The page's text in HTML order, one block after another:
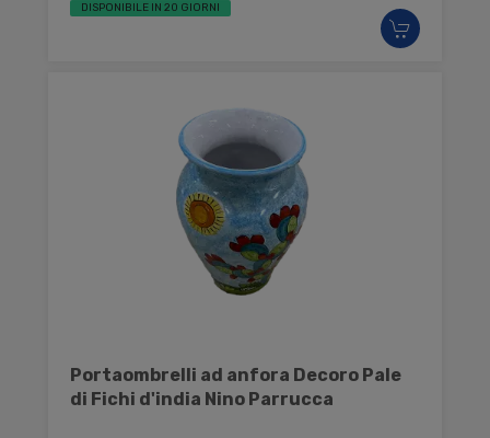
DISPONIBILE IN 20 GIORNI
Portaombrelli ad anfora Decoro Pale
di Fichi d'india Nino Parrucca